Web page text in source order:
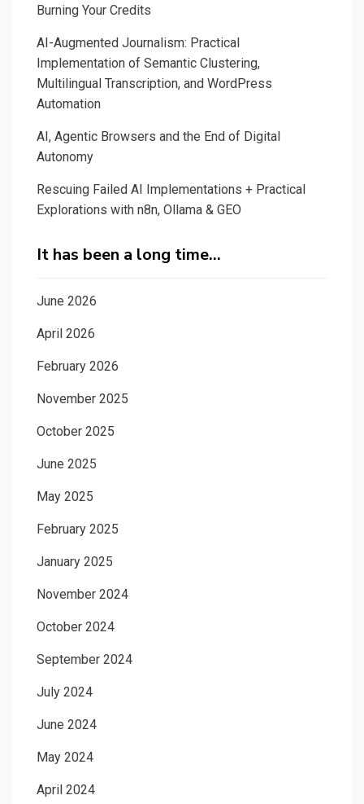
Burning Your Credits
AI-Augmented Journalism: Practical
Implementation of Semantic Clustering,
Multilingual Transcription, and WordPress
Automation
AI, Agentic Browsers and the End of Digital
Autonomy
Rescuing Failed AI Implementations + Practical
Explorations with n8n, Ollama & GEO
It has been a long time…
June 2026
April 2026
February 2026
November 2025
October 2025
June 2025
May 2025
February 2025
January 2025
November 2024
October 2024
September 2024
July 2024
June 2024
May 2024
April 2024